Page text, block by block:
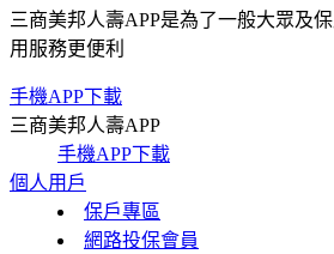
三商美邦人壽APP是為了一般大眾及
用服務更便利
手機APP下載
三商美邦人壽APP
手機APP下載
個人用戶
保戶專區
網路投保會員